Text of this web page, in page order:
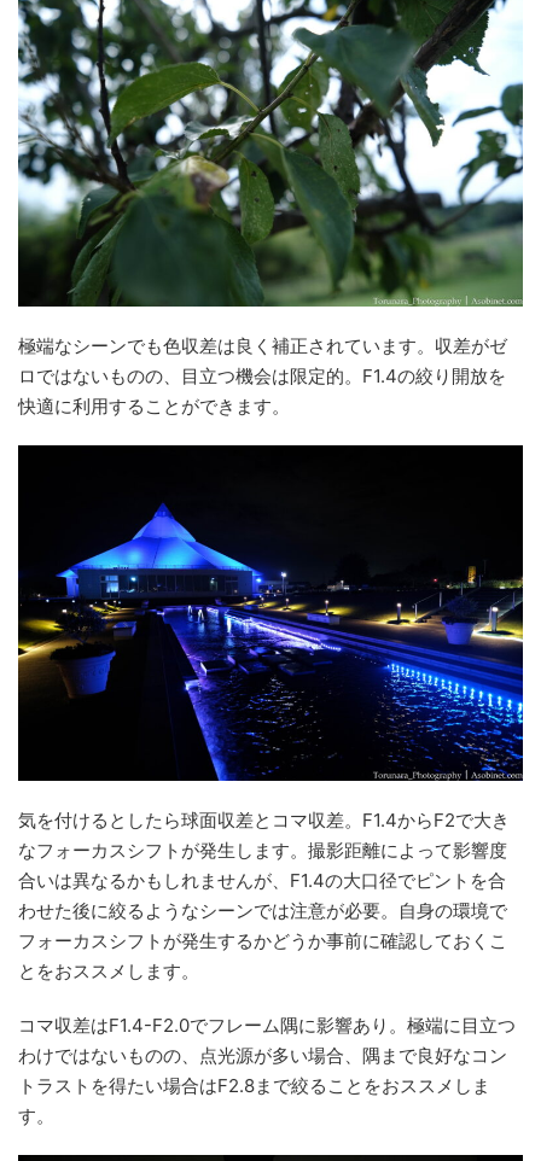
極端なシーンでも色収差は良く補正されています。収差がゼ
ロではないものの、目立つ機会は限定的。F1.4の絞り開放を
快適に利用することができます。
気を付けるとしたら球面収差とコマ収差。F1.4からF2で大き
なフォーカスシフトが発生します。撮影距離によって影響度
合いは異なるかもしれませんが、F1.4の大口径でピントを合
わせた後に絞るようなシーンでは注意が必要。自身の環境で
フォーカスシフトが発生するかどうか事前に確認しておくこ
とをおススメします。
コマ収差はF1.4-F2.0でフレーム隅に影響あり。極端に目立つ
わけではないものの、点光源が多い場合、隅まで良好なコン
トラストを得たい場合はF2.8まで絞ることをおススメしま
す。